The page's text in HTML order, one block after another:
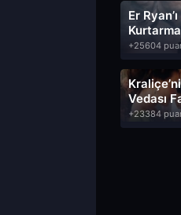
Er Ryan’ı
Saving
Ryan
Dublaj
+25604
Vedası
My
+23384